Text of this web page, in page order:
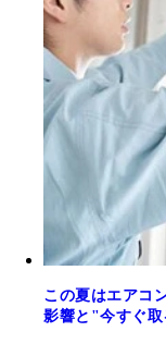
この夏はエアコ
影響と"今すぐ